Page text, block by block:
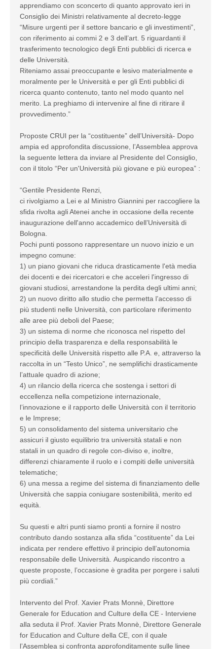
apprendiamo con sconcerto di quanto approvato ieri in
Consiglio dei Ministri relativamente al decreto-legge
“Misure urgenti per il settore bancario e gli investimenti”,
con riferimento ai commi 2 e 3 dell’art. 5 riguardanti il
trasferimento tecnologico degli Enti pubblici di ricerca e
delle Università.
Riteniamo assai preoccupante e lesivo materialmente e
moralmente per le Università e per gli Enti pubblici di
ricerca quanto contenuto, tanto nel modo quanto nel
merito. La preghiamo di intervenire al fine di ritirare il
provvedimento.”
Proposte CRUI per la “costituente” dell’Università- Dopo
ampia ed approfondita discussione, l’Assemblea approva
la seguente lettera da inviare al Presidente del Consiglio,
con il titolo “Per un'Università più giovane e più europea” :
“Gentile Presidente Renzi,
ci rivolgiamo a Lei e al Ministro Giannini per raccogliere la
sfida rivolta agli Atenei anche in occasione della recente
inaugurazione dell'anno accademico dell’Università di
Bologna.
Pochi punti possono rappresentare un nuovo inizio e un
impegno comune:
1) un piano giovani che riduca drasticamente l'età media
dei docenti e dei ricercatori e che acceleri l'ingresso di
giovani studiosi, arrestandone la perdita degli ultimi anni;
2) un nuovo diritto allo studio che permetta l’accesso di
più studenti nelle Università, con particolare riferimento
alle aree più deboli del Paese;
3) un sistema di norme che riconosca nel rispetto del
principio della trasparenza e della responsabilità le
specificità delle Università rispetto alle P.A. e, attraverso la
raccolta in un “Testo Unico”, ne semplifichi drasticamente
l’attuale quadro di azione;
4) un rilancio della ricerca che sostenga i settori di
eccellenza nella competizione internazionale,
l’innovazione e il rapporto delle Università con il territorio
e le Imprese;
5) un consolidamento del sistema universitario che
assicuri il giusto equilibrio tra università statali e non
statali in un quadro di regole con-diviso e, inoltre,
differenzi chiaramente il ruolo e i compiti delle università
telematiche;
6) una messa a regime del sistema di finanziamento delle
Università che sappia coniugare sostenibilità, merito ed
equità.
Su questi e altri punti siamo pronti a fornire il nostro
contributo dando sostanza alla sfida “costituente” da Lei
indicata per rendere effettivo il principio dell’autonomia
responsabile delle Università. Auspicando riscontro a
queste proposte, l’occasione è gradita per porgere i saluti
più cordiali.”
Intervento del Prof. Xavier Prats Monnè, Direttore
Generale for Education and Culture della CE - Interviene
alla seduta il Prof. Xavier Prats Monnè, Direttore Generale
for Education and Culture della CE, con il quale
l’Assemblea si confronta approfonditamente sulle linee